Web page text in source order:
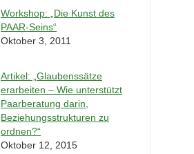
Workshop: „Die Kunst des
PAAR-Seins“
Oktober 3, 2011
Artikel: „Glaubenssätze
erarbeiten – Wie unterstützt
Paarberatung darin,
Beziehungsstrukturen zu
ordnen?“
Oktober 12, 2015